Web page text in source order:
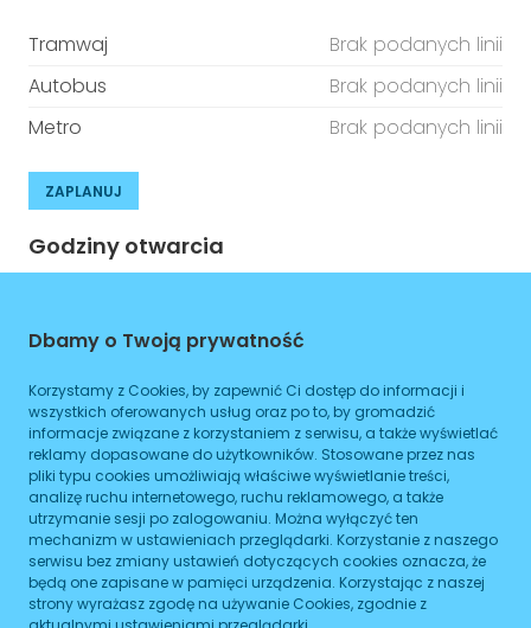
Tramwaj
Brak podanych linii
Autobus
Brak podanych linii
Metro
Brak podanych linii
ZAPLANUJ
Godziny otwarcia
Wtorek
Środa
08:00 -16:00
Czwartek
08:00-16:00
Piątek
08:00-
Sobota
08:00 -16:00
Niedziela
08:00 -16:00
Dbamy o Twoją prywatność
Korzystamy z Cookies, by zapewnić Ci dostęp do informacji i
wszystkich oferowanych usług oraz po to, by gromadzić
informacje związane z korzystaniem z serwisu, a także wyświetlać
reklamy dopasowane do użytkowników. Stosowane przez nas
pliki typu cookies umożliwiają właściwe wyświetlanie treści,
analizę ruchu internetowego, ruchu reklamowego, a także
utrzymanie sesji po zalogowaniu. Można wyłączyć ten
mechanizm w ustawieniach przeglądarki. Korzystanie z naszego
serwisu bez zmiany ustawień dotyczących cookies oznacza, że
będą one zapisane w pamięci urządzenia. Korzystając z naszej
strony wyrażasz zgodę na używanie Cookies, zgodnie z